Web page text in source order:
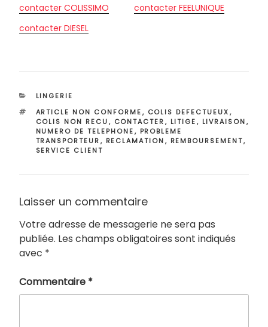
contacter COLISSIMO
contacter FEELUNIQUE
contacter DIESEL
CATÉGORIES
LINGERIE
ÉTIQUETTES
ARTICLE NON CONFORME, COLIS DEFECTUEUX,
COLIS NON RECU, CONTACTER, LITIGE, LIVRAISON,
NUMERO DE TELEPHONE, PROBLEME
TRANSPORTEUR, RECLAMATION, REMBOURSEMENT,
SERVICE CLIENT
Laisser un commentaire
Votre adresse de messagerie ne sera pas
publiée. Les champs obligatoires sont indiqués
avec *
Commentaire *